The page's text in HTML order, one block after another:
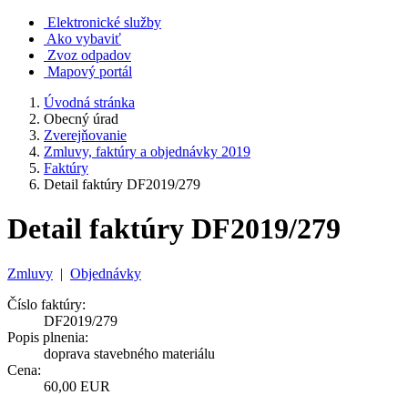
Elektronické služby
Ako vybaviť
Zvoz odpadov
Mapový portál
Úvodná stránka
Obecný úrad
Zverejňovanie
Zmluvy, faktúry a objednávky 2019
Faktúry
Detail faktúry DF2019/279
Detail faktúry DF2019/279
Zmluvy | Objednávky
Číslo faktúry:
DF2019/279
Popis plnenia:
doprava stavebného materiálu
Cena:
60,00 EUR